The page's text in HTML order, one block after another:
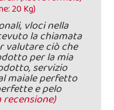
20 Kg)
vloci nella
la chiamata
valutare ciò che
per la mia
servizio
maiale perfetto
e pelo
recensione)